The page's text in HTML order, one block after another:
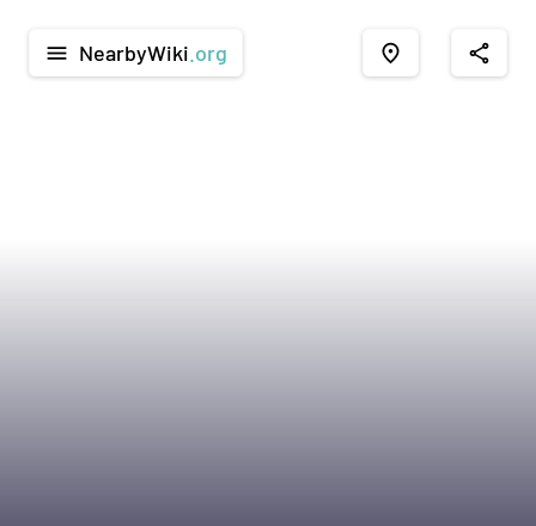
menu NearbyWiki .org place share